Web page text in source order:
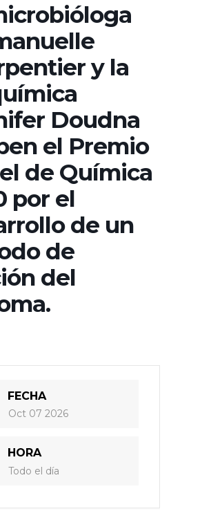
y la
Doudna
el Premio
de Química
por el
de un
de
del
FECHA
Oct 07 2026
HORA
Todo el día